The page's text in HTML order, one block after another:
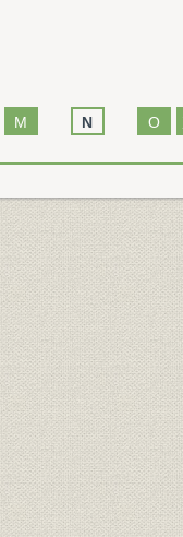
M N O